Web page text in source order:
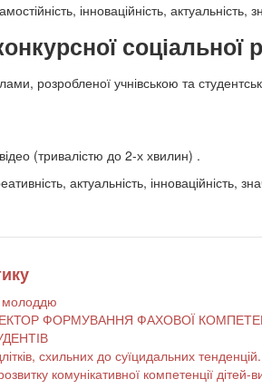
інноваційність, актуальність,
соціальної
розробленої учнівською та
(тривалістю до 2-х хвилин) .
актуальність, інноваційність,
молоддю
ФОРМУВАННЯ ФАХОВОЇ
схильних до суїцидальних тенденцій.
комунікативної компетенції